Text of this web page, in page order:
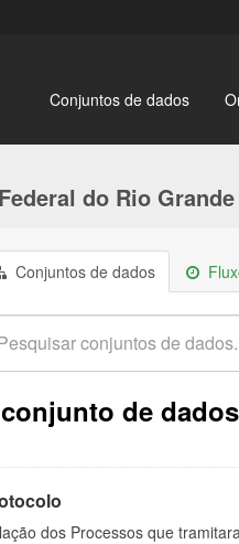
Conjuntos de dados
do Rio
Conjuntos de dados
de
dos Processos que